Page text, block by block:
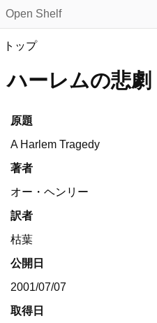
Open Shelf
トップ
ハーレムの悲劇
原題
A Harlem Tragedy
著者
オー・ヘンリー
訳者
枯葉
公開日
2001/07/07
取得日